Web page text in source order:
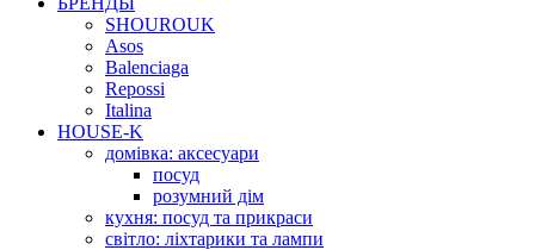
SHOUROUK
Asos
Balenciaga
Repossi
Italina
HOUSE-K
домівка: аксесуари
посуд
розумний дім
кухня: посуд та прикраси
світло: ліхтарики та лампи